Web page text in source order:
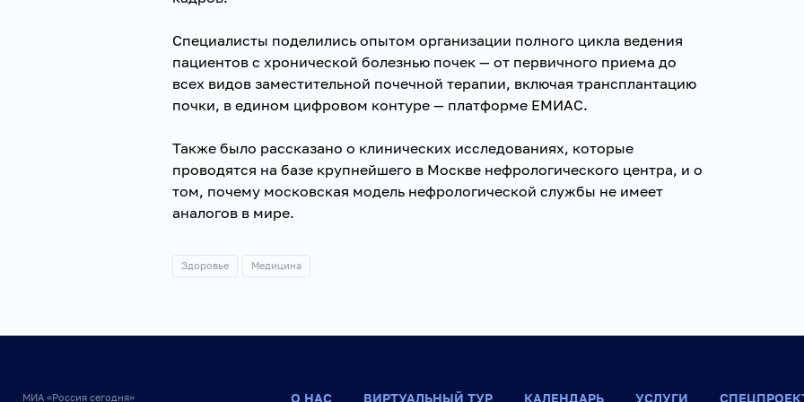
Специалисты поделились опытом организации полного цикла ведения
пациентов с хронической болезнью почек — от первичного приема до
всех видов заместительной почечной терапии, включая трансплантацию
почки, в едином цифровом контуре — платформе ЕМИАС.
Также было рассказано о клинических исследованиях, которые
проводятся на базе крупнейшего в Москве нефрологического центра, и о
том, почему московская модель нефрологической службы не имеет
аналогов в мире.
Здоровье Медицина
О НАС ВИРТУАЛЬНЫЙ ТУР КАЛЕНДАРЬ УСЛУГИ
МИА «Россия сегодня»